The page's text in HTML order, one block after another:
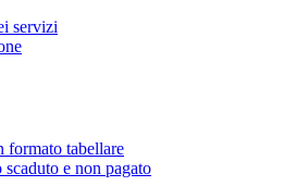
servizi
formato tabellare
e non pagato